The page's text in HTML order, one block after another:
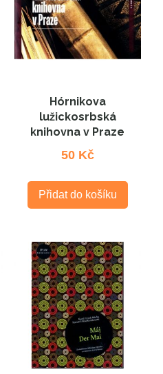
Hórnikova
lužickosrbská
knihovna v Praze
50 Kč
Přidat do košíku